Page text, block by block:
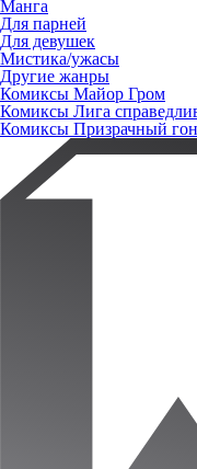
Манга
Для парней
Для девушек
Мистика/ужасы
Другие жанры
Комиксы Майор Гром
Комиксы Лига
Комиксы Призрачный